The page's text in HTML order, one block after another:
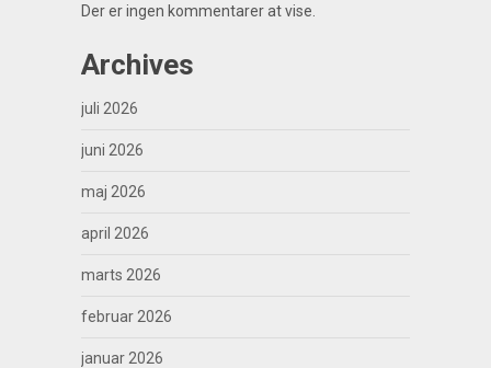
Der er ingen kommentarer at vise.
Archives
juli 2026
juni 2026
maj 2026
april 2026
marts 2026
februar 2026
januar 2026